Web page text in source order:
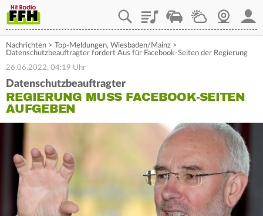
PlaylistStaupilotWetterWebcam
Nachrichten > Top-Meldungen, Wiesbaden/Mainz >
Datenschutzbeauftragter fordert Aus für Facebook-Seiten der Regierung
26.06.2022, 04:19 Uhr
Datenschutzbeauftragter
REGIERUNG MUSS FACEBOOK-SEITEN
AUFGEBEN